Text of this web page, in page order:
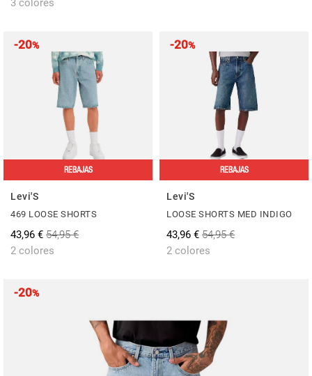
3 colores
-20%
REBAJAS
Levi'S
469 LOOSE SHORTS
43,96 € 54,95 €
2 colores
-20%
REBAJAS
Levi'S
LOOSE SHORTS MED INDIGO
43,96 € 54,95 €
2 colores
-20%